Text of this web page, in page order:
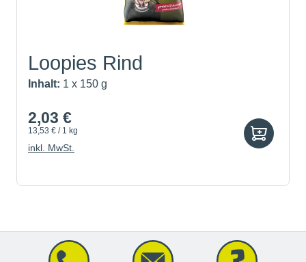
Loopies Rind
Inhalt: 1 x 150 g
2,03 €
13,53 € / 1 kg
inkl. MwSt.